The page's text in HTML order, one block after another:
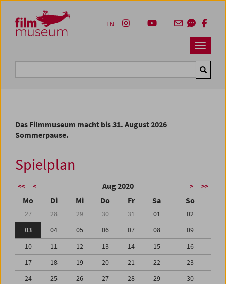
Zum Inhalt
Zum Hauptmenü
Zur Servicenavigation
Zum Suche
Navbar
EN
Das Filmmuseum macht bis 31. August 2026
Sommerpause.
Spielplan
<< < Aug 2020 > >>
Mo Di Mi Do Fr Sa So
27 28 29 30 31 01
02
03
04 05 06 07 08
09
10
11 12 13 14 15
16
17
18 19 20 21 22
23
24
25 26 27 28 29
30